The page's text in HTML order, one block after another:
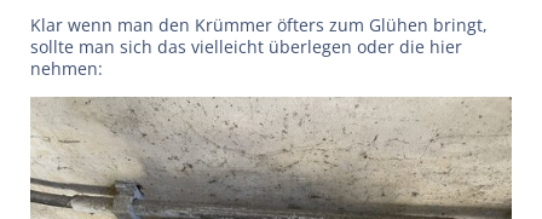
Klar wenn man den Krümmer öfters zum Glühen bringt,
sollte man sich das vielleicht überlegen oder die hier
nehmen: